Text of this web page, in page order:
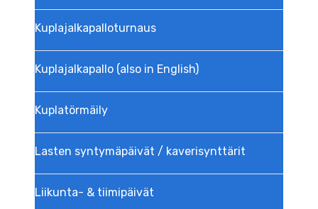
Kuplajalka­palloturnaus
Kuplajalkapallo (also in English)
Kuplatörmäily
Lasten syntymäpäivät / kaverisynttärit
Liikunta- & tiimipäivät